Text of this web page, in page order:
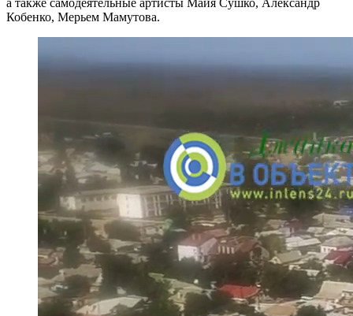
Кобенко, Мерьем Мамутова.